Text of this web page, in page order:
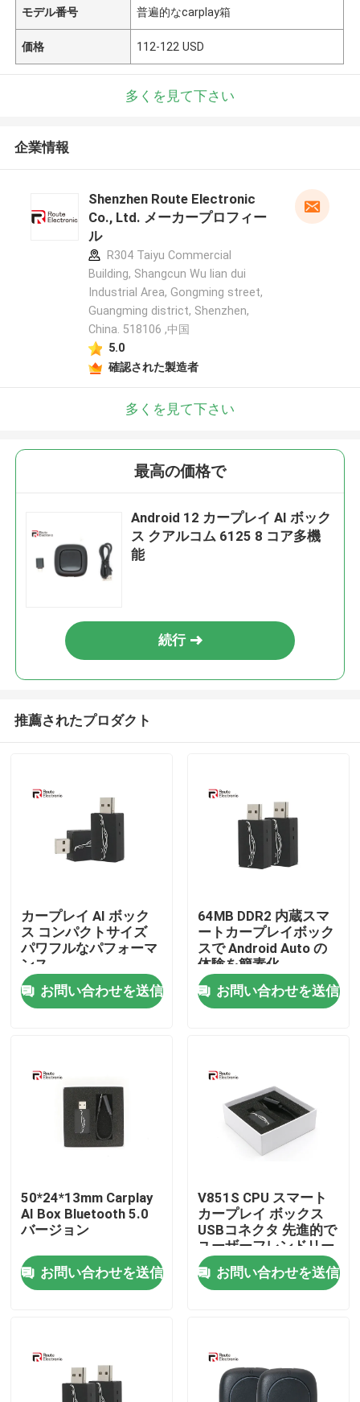
ホーム
製品
会社案内
品質管理
お問い合わせ
ニュース
すべての場合
Androidカーラジオステレオ
モデル番号 普遍的なcarplay箱
価格 112-122 USD
多くを見て下さい
企業情報
Shenzhen Route Electronic
Co., Ltd. メーカープロフィー
ル
R304 Taiyu Commercial
Building, Shangcun Wu lian dui
Industrial Area, Gongming street,
Guangming district, Shenzhen,
China. 518106 ,中国
5.0
確認された製造者
多くを見て下さい
最高の価格で
Android 12 カープレイ AI ボック
ス クアルコム 6125 8 コア多機
能
続行
推薦されたプロダクト
カープレイ AI ボック
ス コンパクトサイズ
パワフルなパフォーマ
ンス
お問い合わせを送信
64MB DDR2 内蔵スマ
ートカープレイボック
スで Android Auto の
体験を簡素化
お問い合わせを送信
50*24*13mm Carplay
AI Box Bluetooth 5.0
バージョン
お問い合わせを送信
V851S CPU スマート
カープレイ ボックス
USBコネクタ 先進的で
ユーザーフレンドリー
なインストール
お問い合わせを送信